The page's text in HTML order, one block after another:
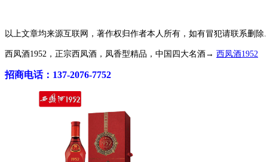
以上文章均来源互联网，著作权归作者本人所有，如有冒犯请联系删除.
西凤酒1952，正宗西凤酒，凤香型精品，中国四大名酒→ 西凤酒1952
招商电话：137-2076-7752